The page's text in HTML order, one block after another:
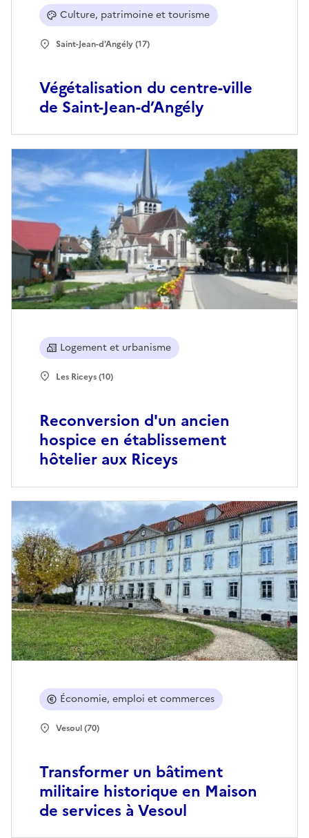
Végétalisation du centre-ville
de Saint-Jean-d’Angély
Culture, patrimoine et tourisme
Saint-Jean-d'Angély (17)
Reconversion d'un ancien
hospice en établissement
hôtelier aux Riceys
Logement et urbanisme
Les Riceys (10)
Transformer un bâtiment
militaire historique en Maison
de services à Vesoul
Économie, emploi et commerces
Vesoul (70)